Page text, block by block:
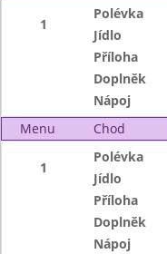
1
Polévka
Jídlo
Příloha
Doplněk
Nápoj
Menu
Chod
1
Polévka
Jídlo
Příloha
Doplněk
Nápoj